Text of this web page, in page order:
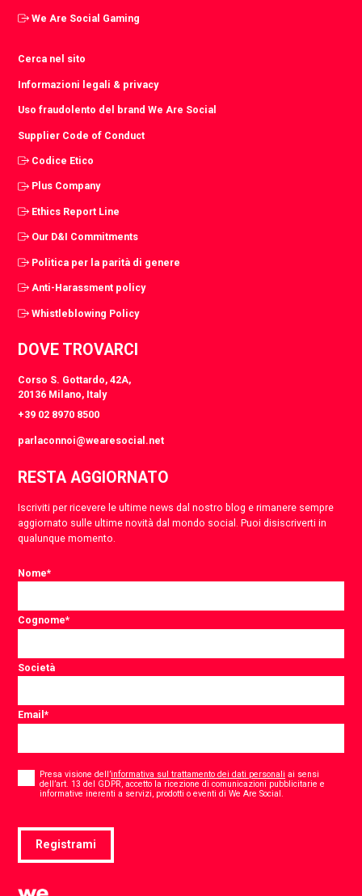
We Are Social Gaming
Cerca nel sito
Informazioni legali & privacy
Uso fraudolento del brand We Are Social
Supplier Code of Conduct
Codice Etico
Plus Company
Ethics Report Line
Our D&I Commitments
Politica per la parità di genere
Anti-Harassment policy
Whistleblowing Policy
DOVE TROVARCI
Corso S. Gottardo, 42A,
20136 Milano, Italy
+39 02 8970 8500
parlaconnoi@wearesocial.net
RESTA AGGIORNATO
Iscriviti per ricevere le ultime news dal nostro blog e rimanere sempre
aggiornato sulle ultime novità dal mondo social. Puoi disiscriverti in
qualunque momento.
Nome*
Cognome*
Società
Email*
Presa visione dell’informativa sul trattamento dei dati personali ai sensi
dell’art. 13 del GDPR, accetto la ricezione di comunicazioni pubblicitarie e
informative inerenti a servizi, prodotti o eventi di We Are Social.
Registrami